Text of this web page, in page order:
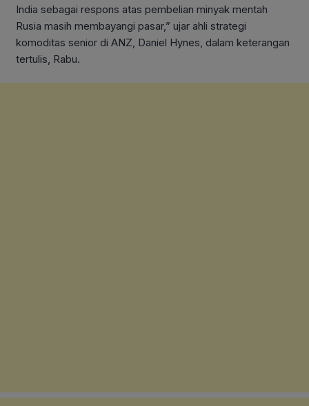
India sebagai respons atas pembelian minyak mentah
Rusia masih membayangi pasar,” ujar ahli strategi
komoditas senior di ANZ, Daniel Hynes, dalam keterangan
tertulis, Rabu.